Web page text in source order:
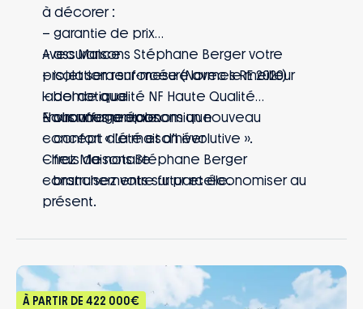
à décorer :
– garantie de prix
– assurance
– isolation renforcée (Normes RE 2020)
– domotique
– chauffage économique
– confort d’été et d’hiver
– frais de notaire
– branchements sur parcelle.
Avec Maisons Stéphane Berger votre
projet sera sur-mesure avec le meilleur
label de qualité NF Haute Qualité
Environnementale.
Nous vous proposons un nouveau
concept « La maison évolutive ».
Chez Maisons Stéphane Berger
construisez votre futur et économiser au
présent.
À PARTIR DE 422 000€